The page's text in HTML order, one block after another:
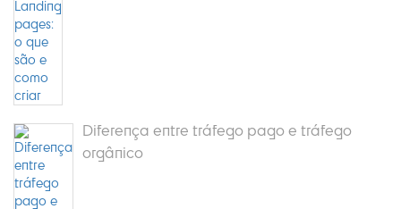
Diferença entre tráfego pago e tráfego
orgânico